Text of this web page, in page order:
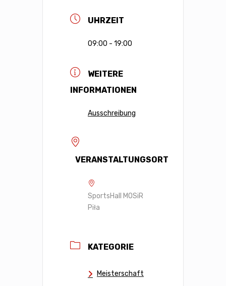
UHRZEIT
09:00 - 19:00
WEITERE
INFORMATIONEN
Ausschreibung
VERANSTALTUNGSORT
SportsHall MOSiR
Piła
KATEGORIE
Meisterschaft